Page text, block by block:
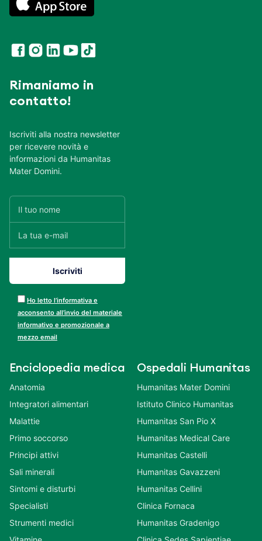
Rimaniamo in
contatto!
Iscriviti alla nostra newsletter
per ricevere novità e
informazioni da Humanitas
Mater Domini.
Ho letto l’informativa e
acconsento all’invio del materiale
informativo e promozionale a
mezzo email
Enciclopedia medica
Anatomia
Integratori alimentari
Malattie
Primo soccorso
Principi attivi
Sali minerali
Sintomi e disturbi
Specialisti
Strumenti medici
Ospedali Humanitas
Humanitas Mater Domini
Istituto Clinico Humanitas
Humanitas San Pio X
Humanitas Medical Care
Humanitas Castelli
Humanitas Gavazzeni
Humanitas Cellini
Clinica Fornaca
Humanitas Gradenigo